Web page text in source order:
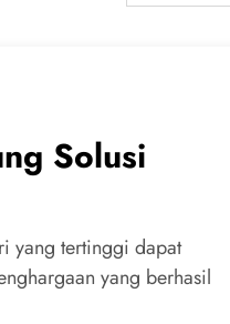
Solusi
yang tertinggi dapat
yang berhasil